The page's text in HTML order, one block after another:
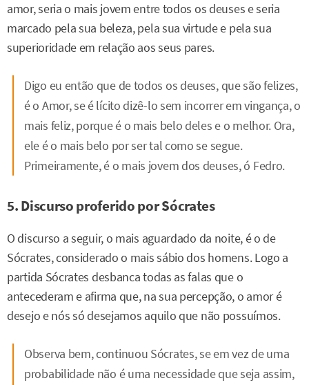
amor, seria o mais jovem entre todos os deuses e seria
marcado pela sua beleza, pela sua virtude e pela sua
superioridade em relação aos seus pares.
Digo eu então que de todos os deuses, que são felizes,
é o Amor, se é lícito dizê-lo sem incorrer em vingança, o
mais feliz, porque é o mais belo deles e o melhor. Ora,
ele é o mais belo por ser tal como se segue.
Primeiramente, é o mais jovem dos deuses, ó Fedro.
5. Discurso proferido por Sócrates
O discurso a seguir, o mais aguardado da noite, é o de
Sócrates, considerado o mais sábio dos homens. Logo a
partida Sócrates desbanca todas as falas que o
antecederam e afirma que, na sua percepção, o amor é
desejo e nós só desejamos aquilo que não possuímos.
Observa bem, continuou Sócrates, se em vez de uma
probabilidade não é uma necessidade que seja assim,